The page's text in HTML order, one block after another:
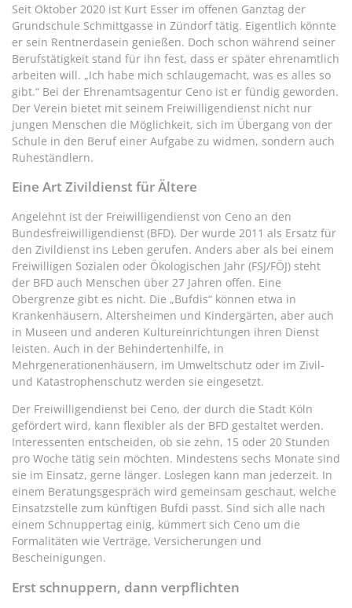
Seit Oktober 2020 ist Kurt Esser im offenen Ganztag der
Grundschule Schmittgasse in Zündorf tätig. Eigentlich könnte
er sein Rentnerdasein genießen. Doch schon während seiner
Berufstätigkeit stand für ihn fest, dass er später ehrenamtlich
arbeiten will. „Ich habe mich schlaugemacht, was es alles so
gibt.“ Bei der Ehrenamtsagentur Ceno ist er fündig geworden.
Der Verein bietet mit seinem Freiwilligendienst nicht nur
jungen Menschen die Möglichkeit, sich im Übergang von der
Schule in den Beruf einer Aufgabe zu widmen, sondern auch
Ruheständlern.
Eine Art Zivildienst für Ältere
Angelehnt ist der Freiwilligendienst von Ceno an den
Bundesfreiwilligendienst (BFD). Der wurde 2011 als Ersatz für
den Zivildienst ins Leben gerufen. Anders aber als bei einem
Freiwilligen Sozialen oder Ökologischen Jahr (FSJ/FÖJ) steht
der BFD auch Menschen über 27 Jahren offen. Eine
Obergrenze gibt es nicht. Die „Bufdis“ können etwa in
Krankenhäusern, Altersheimen und Kindergärten, aber auch
in Museen und anderen Kultureinrichtungen ihren Dienst
leisten. Auch in der Behindertenhilfe, in
Mehrgenerationenhäusern, im Umweltschutz oder im Zivil-
und Katastrophenschutz werden sie eingesetzt.
Der Freiwilligendienst bei Ceno, der durch die Stadt Köln
gefördert wird, kann flexibler als der BFD gestaltet werden.
Interessenten entscheiden, ob sie zehn, 15 oder 20 Stunden
pro Woche tätig sein möchten. Mindestens sechs Monate sind
sie im Einsatz, gerne länger. Loslegen kann man jederzeit. In
einem Beratungsgespräch wird gemeinsam geschaut, welche
Einsatzstelle zum künftigen Bufdi passt. Sind sich alle nach
einem Schnuppertag einig, kümmert sich Ceno um die
Formalitäten wie Verträge, Versicherungen und
Bescheinigungen.
Erst schnuppern, dann verpflichten